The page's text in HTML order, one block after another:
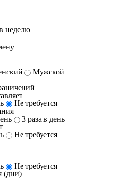
неделю
Мужской
Не требуется
3 раза в день
Не требуется
Не требуется
(дни)